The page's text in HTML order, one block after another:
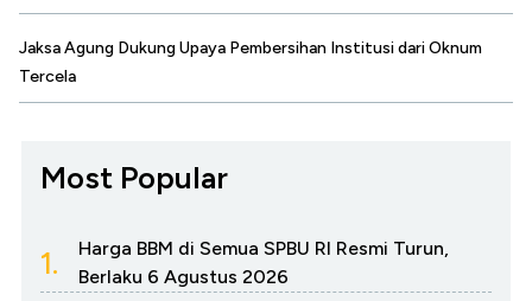
Jaksa Agung Dukung Upaya Pembersihan Institusi dari Oknum
Tercela
Most Popular
1.
Harga BBM di Semua SPBU RI Resmi Turun,
Berlaku 6 Agustus 2026